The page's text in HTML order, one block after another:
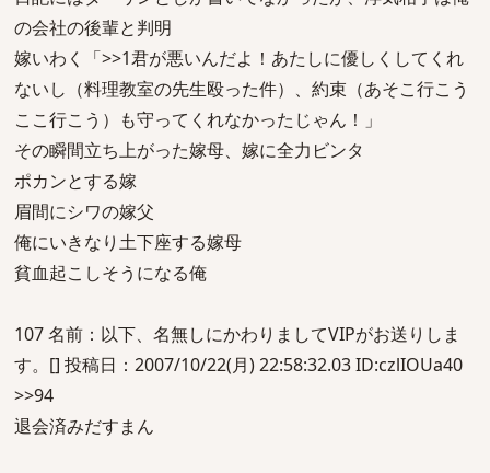
の会社の後輩と判明
嫁いわく「>>1君が悪いんだよ！あたしに優しくしてくれ
ないし（料理教室の先生殴った件）、約束（あそこ行こう
ここ行こう）も守ってくれなかったじゃん！」
その瞬間立ち上がった嫁母、嫁に全力ビンタ
ポカンとする嫁
眉間にシワの嫁父
俺にいきなり土下座する嫁母
貧血起こしそうになる俺
107 名前：以下、名無しにかわりましてVIPがお送りしま
す。[] 投稿日：2007/10/22(月) 22:58:32.03 ID:czlIOUa40
>>94
退会済みだすまん